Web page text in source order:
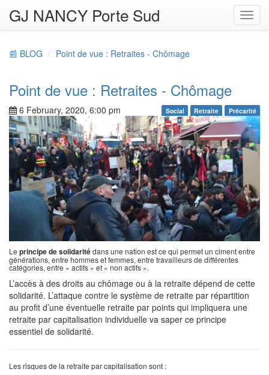
GJ NANCY Porte Sud
📰 BLOG Point de vue : Retraites - Chômage
Point de vue : Retraites - Chômage
6 February, 2020, 6:00 pm Social Retraite Précarité
Le principe de solidaritédans une nation est ce qui permet un ciment entre
générations, entre hommes et femmes, entre travailleurs de différentes
catégories, entre « actifs » et « non actifs ».
L’accès à des droits au chômage ou à la retraite dépend de cette
solidarité. L’attaque contre le système de retraite par répartition
au profit d’une éventuelle retraite par points qui impliquera une
retraite par capitalisation individuelle va saper ce principe
essentiel de solidarité.
Les risques de la retraite par capitalisation sont :